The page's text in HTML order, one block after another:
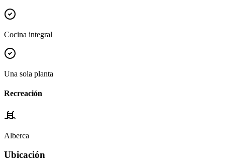
Cocina integral
Una sola planta
Recreación
Alberca
Ubicación